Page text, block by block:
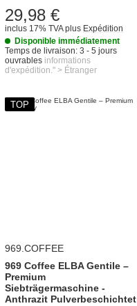
29,98 €
inclus 17% TVAplus Expédition
Disponible immédiatement
Temps de livraison: 3 - 5 jours
ouvrables informations
d'expédition." > Étranger
TOP
969.COFFEE
969 Coffee ELBA Gentile –
Premium
Siebträgermaschine -
Anthrazit Pulverbeschichtet